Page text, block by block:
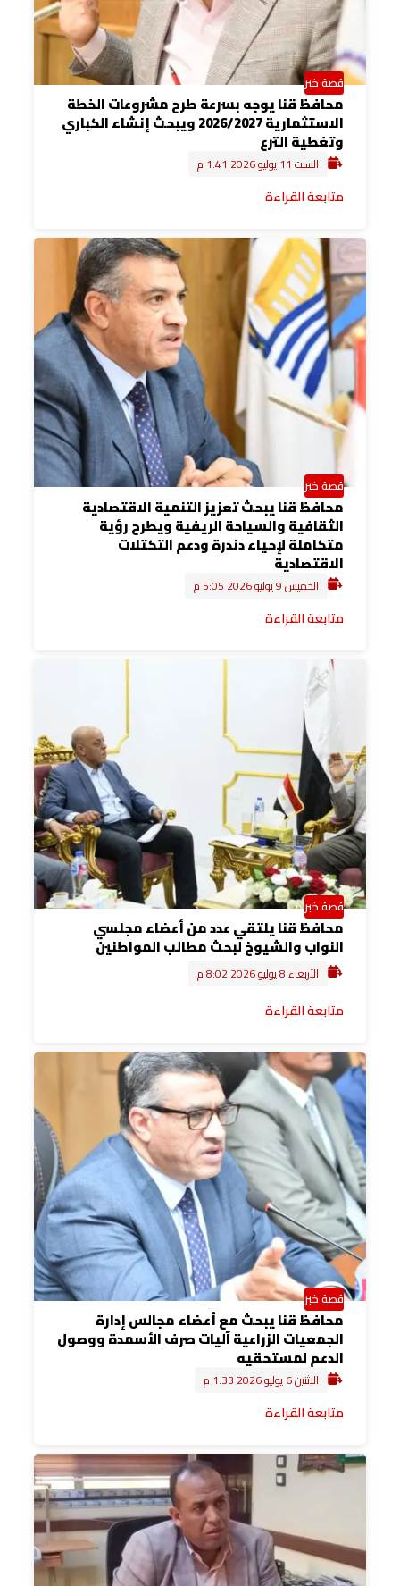
قصة خبر
محافظ قنا يوجه بسرعة طرح مشروعات الخطة
الاستثمارية 2026/2027 ويبحث إنشاء الكباري
وتغطية الترع
السبت 11 يوليو 2026 1:41 م
متابعة القراءة
قصة خبر
محافظ قنا يبحث تعزيز التنمية الاقتصادية
الثقافية والسياحة الريفية ويطرح رؤية
متكاملة لإحياء دندرة ودعم التكتلات
الاقتصادية
الخميس 9 يوليو 2026 5:05 م
متابعة القراءة
قصة خبر
محافظ قنا يلتقي عدد من أعضاء مجلسي
النواب والشيوخ لبحث مطالب المواطنين
الأربعاء 8 يوليو 2026 8:02 م
متابعة القراءة
قصة خبر
محافظ قنا يبحث مع أعضاء مجالس إدارة
الجمعيات الزراعية آليات صرف الأسمدة ووصول
الدعم لمستحقيه
الاثنين 6 يوليو 2026 1:33 م
متابعة القراءة